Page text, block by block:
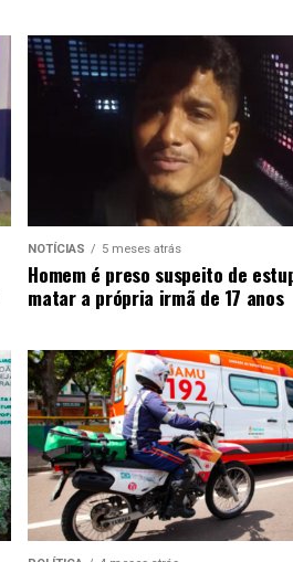
NOTÍCIAS 5 meses atrás
Homem é preso suspeito de
matar a própria irmã de 17 anos